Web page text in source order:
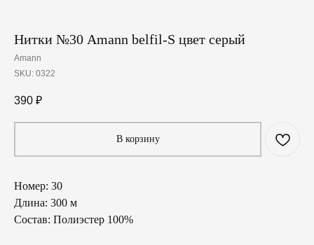
Нитки №30 Amann belfil-S цвет серый
Amann
SKU: 0322
390 ₽
В корзину
Номер: 30
Длина: 300 м
Состав: Полиэстер 100%